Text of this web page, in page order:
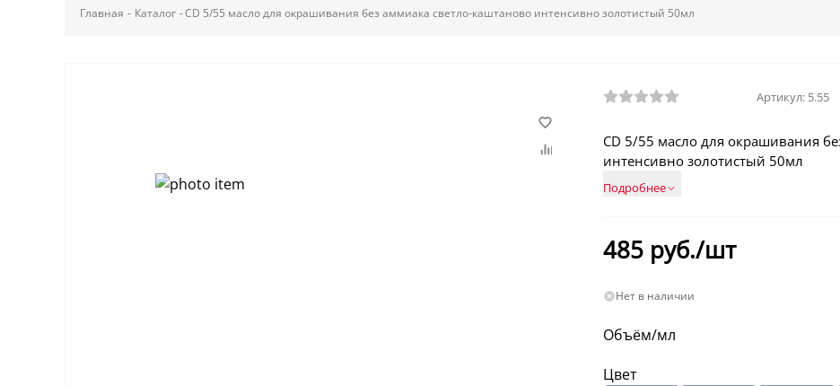
Главная - Каталог -CD 5/55 масло для окрашивания без аммиака светло-каштаново интенсивно золотистый 50мл
Артикул: 5.55
CD 5/55 масло для окрашивания
интенсивно золотистый 50мл
Подробнее
485 руб./шт
Нет в наличии
Объём/мл
Цвет